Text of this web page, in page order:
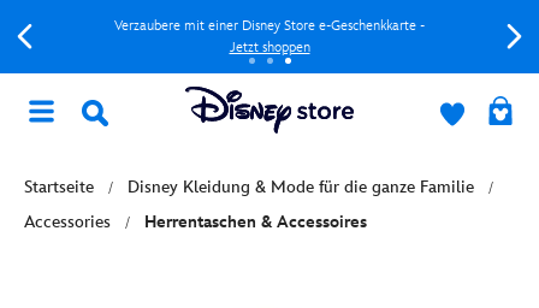
Verzaubere mit einer Disney Store e-Geschenkkarte -
Jetzt shoppen
Startseite
Disney Kleidung & Mode für die ganze Familie
Accessories
Herrentaschen & Accessoires